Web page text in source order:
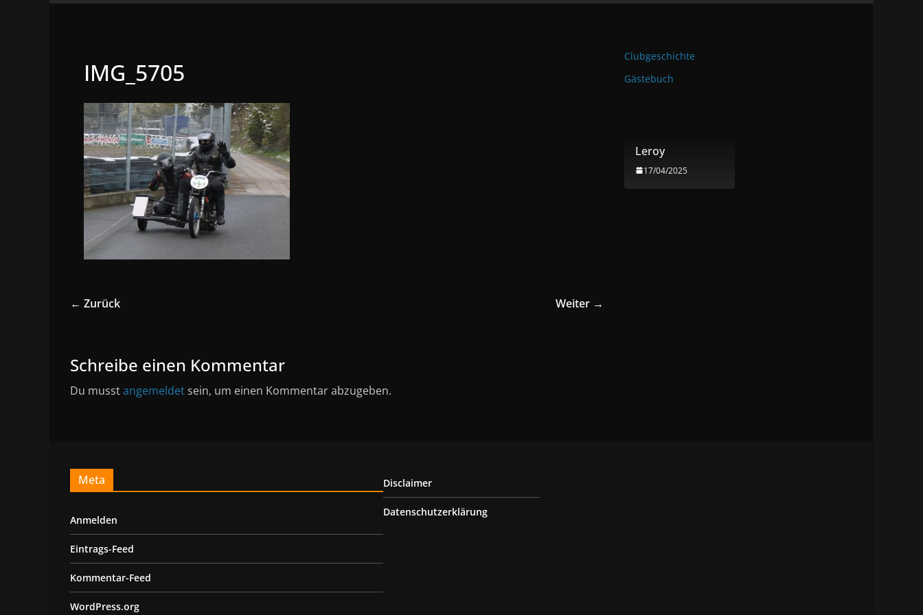
IMG_5705
← Zurück Weiter →
Schreibe einen Kommentar
Du musstangemeldetsein, um einen Kommentar abzugeben.
Clubgeschichte
Gästebuch
Leroy
17/04/2025
Meta
Anmelden
Eintrags-Feed
Kommentar-Feed
WordPress.org
Disclaimer
Datenschutzerklärung